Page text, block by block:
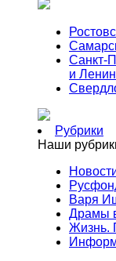
Санкт-
и
Рубрики
Наши
Варя
Драмы
Жизнь.